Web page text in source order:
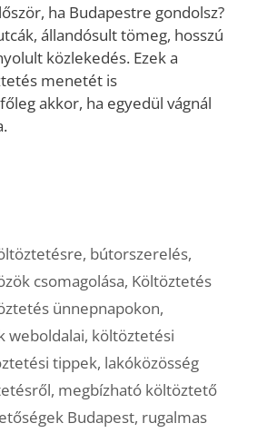
ha Budapestre gondolsz?
állandósult tömeg, hosszú
közlekedés. Ezek a
menetét is
akkor, ha egyedül vágnál
, bútorszerelés,
csomagolása, Költöztetés
ünnepnapokon,
weboldalai, költöztetési
tippek, lakóközösség
, megbízható költöztető
Budapest, rugalmas